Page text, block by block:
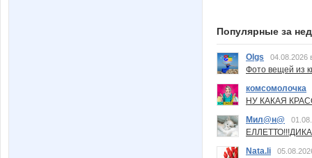
Популярные за
Olgs 04.08.2026
Фото вещей из
комсомолочка
НУ КАКАЯ
Мил@н@
Nata.li